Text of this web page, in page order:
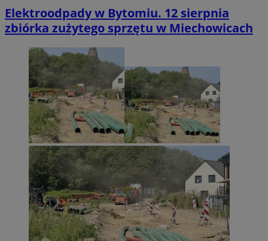
Elektroodpady w Bytomiu. 12 sierpnia
zbiórka zużytego sprzętu w Miechowicach